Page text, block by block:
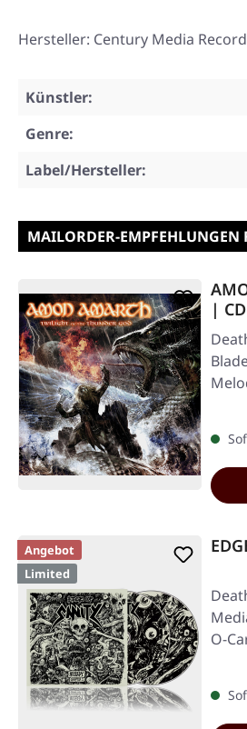
Hersteller: Century Media
Künstler:
Genre:
Label/Hersteller:
MAILORDER-EMPFEHLUNGEN
| CD
Angebot
Limited
O-